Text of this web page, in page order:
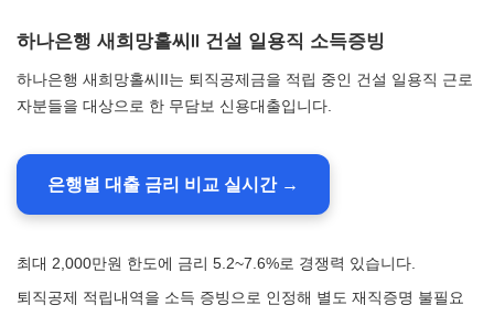
하나은행 새희망홀씨II 건설 일용직 소득증빙
하나은행 새희망홀씨II는 퇴직공제금을 적립 중인 건설 일용직 근로
자분들을 대상으로 한 무담보 신용대출입니다.
은행별 대출 금리 비교 실시간 →
최대 2,000만원 한도에 금리 5.2~7.6%로 경쟁력 있습니다.
퇴직공제 적립내역을 소득 증빙으로 인정해 별도 재직증명 불필요